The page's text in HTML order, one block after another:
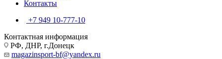
Контакты
+7 949 10-777-10
Контактная информация
РФ, ДНР, г.Донецк
magazinsport-bf@yandex.ru